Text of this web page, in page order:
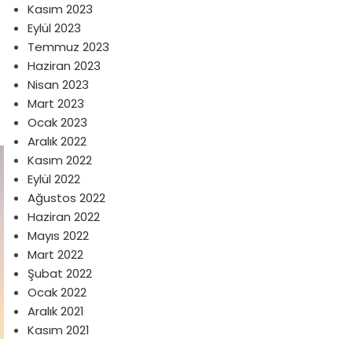
Kasım 2023
Eylül 2023
Temmuz 2023
Haziran 2023
Nisan 2023
Mart 2023
Ocak 2023
Aralık 2022
Kasım 2022
Eylül 2022
Ağustos 2022
Haziran 2022
Mayıs 2022
Mart 2022
Şubat 2022
Ocak 2022
Aralık 2021
Kasım 2021